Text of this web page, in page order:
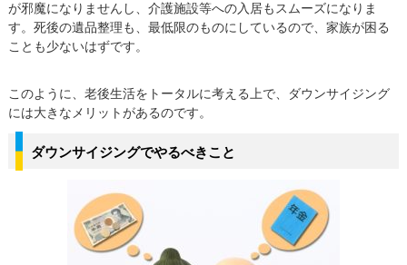
が邪魔になりませんし、介護施設等への入居もスムーズになりま
す。死後の遺品整理も、最低限のものにしているので、家族が困る
ことも少ないはずです。
このように、老後生活をトータルに考える上で、ダウンサイジング
には大きなメリットがあるのです。
ダウンサイジングでやるべきこと